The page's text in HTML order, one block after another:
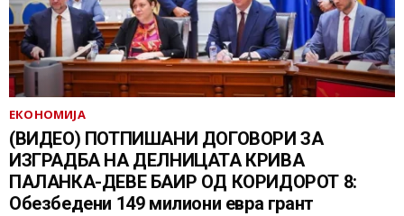
ЕКОНОМИЈА
(ВИДЕО) ПОТПИШАНИ ДОГОВОРИ ЗА
ИЗГРАДБА НА ДЕЛНИЦАТА КРИВА
ПАЛАНКА-ДЕВЕ БАИР ОД КОРИДОРОТ 8:
Обезбедени 149 милиони евра грант